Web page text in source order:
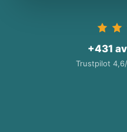
+431
Trustpilot